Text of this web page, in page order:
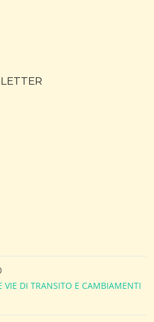
VIE DI TRANSITO E CAMBIAMENTI